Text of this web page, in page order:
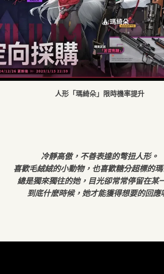
人形「瑪綺朵」限時機率提升
冷靜高傲，不善表達的彆扭人形。
喜歡毛絨絨的小動物，也喜歡糖分超標的瑪
總是獨來獨往的她，目光卻常常停留在某
到底什麽時候，她才能獲得想要的回應